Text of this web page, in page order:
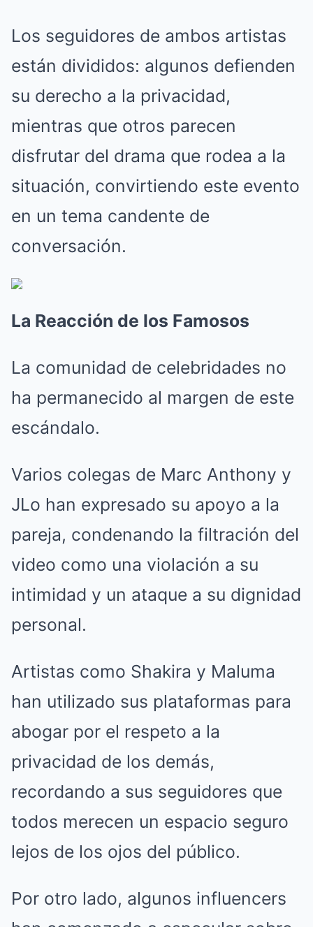
Los seguidores de ambos artistas
están divididos: algunos defienden
su derecho a la privacidad,
mientras que otros parecen
disfrutar del drama que rodea a la
situación, convirtiendo este evento
en un tema candente de
conversación.
La Reacción de los Famosos
La comunidad de celebridades no
ha permanecido al margen de este
escándalo.
Varios colegas de Marc Anthony y
JLo han expresado su apoyo a la
pareja, condenando la filtración del
video como una violación a su
intimidad y un ataque a su dignidad
personal.
Artistas como Shakira y Maluma
han utilizado sus plataformas para
abogar por el respeto a la
privacidad de los demás,
recordando a sus seguidores que
todos merecen un espacio seguro
lejos de los ojos del público.
Por otro lado, algunos influencers